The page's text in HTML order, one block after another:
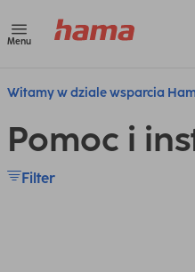
Menu
Witamy w dziale wsparcia
Pomoc i
Filter